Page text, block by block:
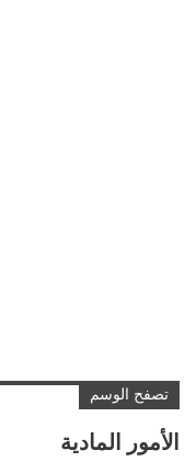
تصفح الوسم
الأمور المادية